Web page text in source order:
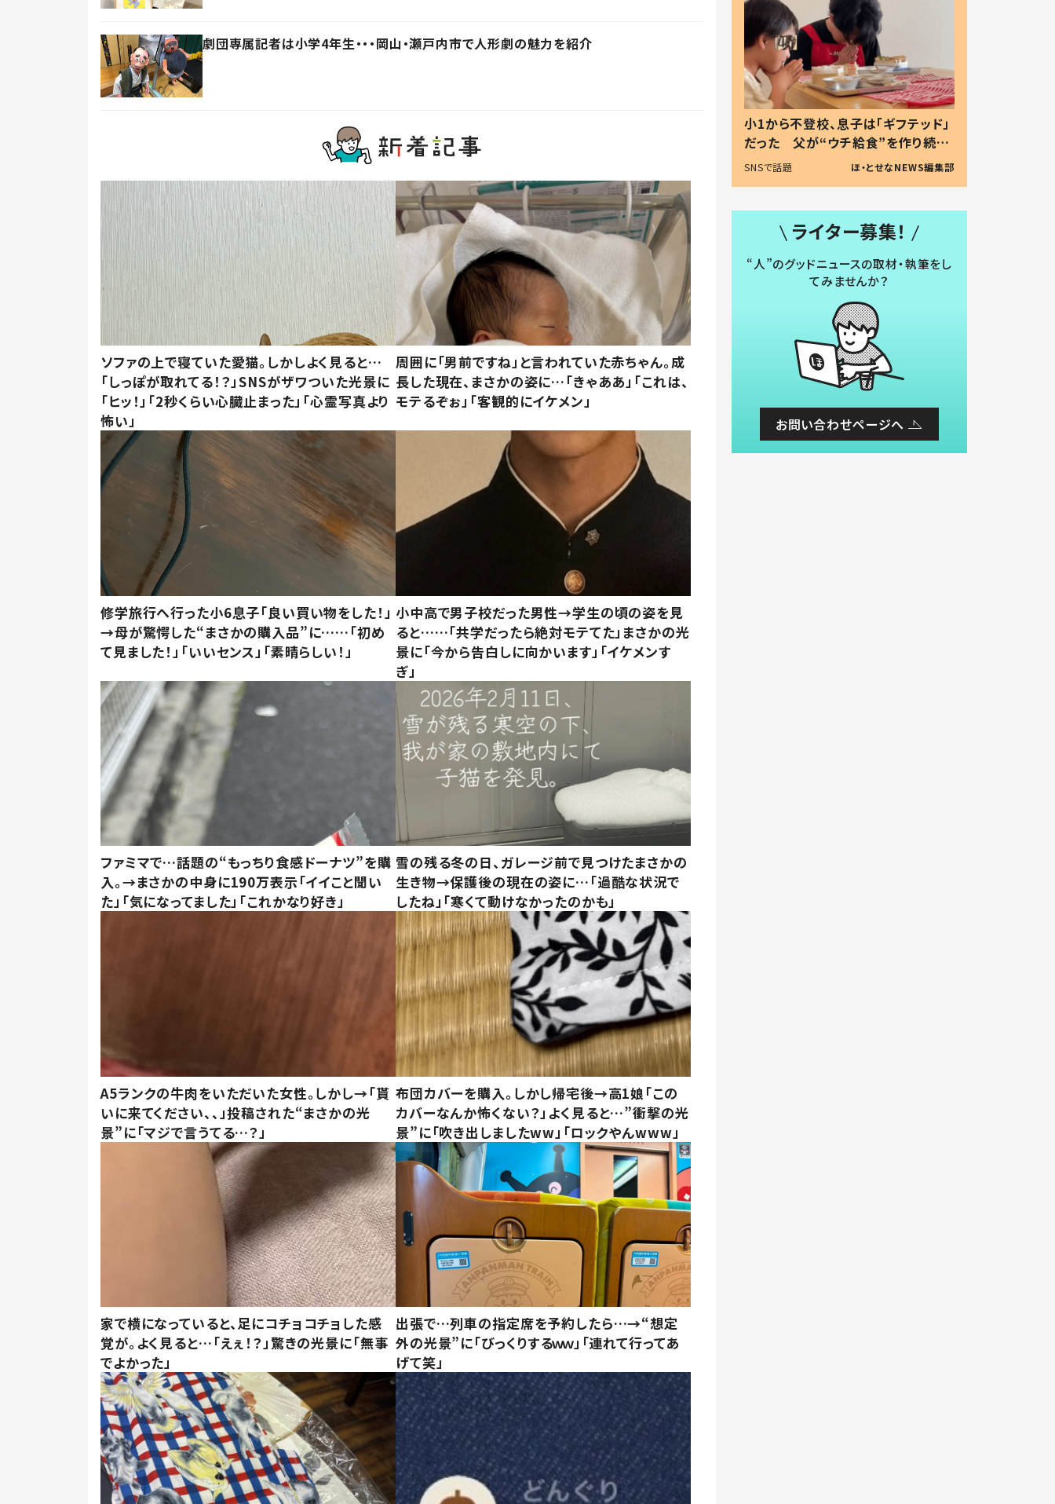
劇団専属記者は小学4年生・・・岡山・瀬戸内市で人形劇の魅力を紹介
ソファの上で寝ていた愛猫。しかしよく見ると…
「しっぽが取れてる！？」SNSがザワついた光景に
「ヒッ！」「2秒くらい心臓止まった」「心霊写真より
怖い」
周囲に「男前ですね」と言われていた赤ちゃん。成
長した現在、まさかの姿に…「きゃああ」「これは、
モテるぞぉ」「客観的にイケメン」
修学旅行へ行った小6息子「良い買い物をした！」
→母が驚愕した“まさかの購入品”に……「初め
て見ました！」「いいセンス」「素晴らしい！」
小中高で男子校だった男性→学生の頃の姿を見
ると……「共学だったら絶対モテてた」まさかの光
景に「今から告白しに向かいます」「イケメンす
ぎ」
ファミマで…話題の“もっちり食感ドーナツ”を購
入。→まさかの中身に190万表示「イイこと聞い
た」「気になってました」「これかなり好き」
雪の残る冬の日、ガレージ前で見つけたまさかの
生き物→保護後の現在の姿に…「過酷な状況で
したね」「寒くて動けなかったのかも」
A5ランクの牛肉をいただいた女性。しかし→「貰
いに来てください、、」投稿された“まさかの光
景”に「マジで言うてる…？」
布団カバーを購入。しかし帰宅後→高1娘「この
カバーなんか怖くない？」よく見ると…”衝撃の光
景”に「吹き出しましたww」「ロックやんwww」
家で横になっていると、足にコチョコチョした感
覚が。よく見ると…「えぇ！？」驚きの光景に「無事
でよかった」
出張で…列車の指定席を予約したら…→“想定
外の光景”に「びっくりするｗｗ」「連れて行ってあ
げて笑」
小1から不登校、息子は「ギフテッド」
だった 父が“ウチ給食”を作り続け
る理由とは #令和の親 #令和の子
SNSで話題 ほ・とせなNEWS編集部
ライター募集！
“人”のグッドニュースの取材・執筆をし
てみませんか？
お問い合わせページへ